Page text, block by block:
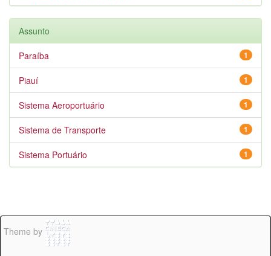
Assunto
1
Paraíba
1
Piauí
1
Sistema Aeroportuário
1
Sistema de Transporte
1
Sistema Portuário
Theme by